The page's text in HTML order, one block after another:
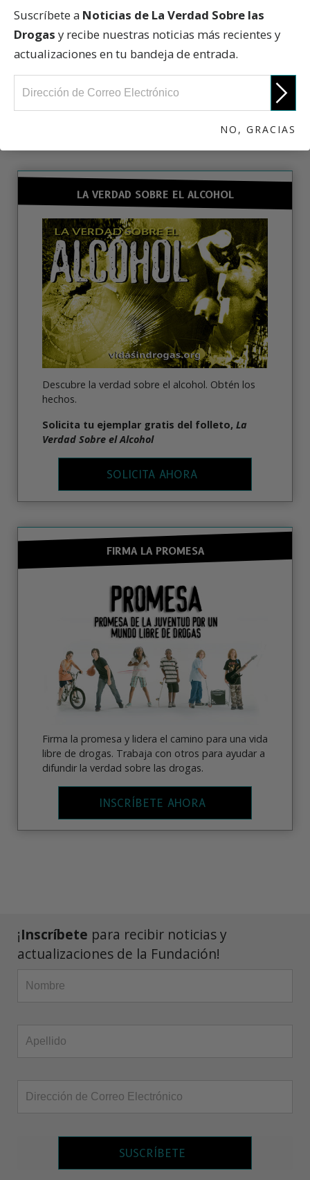
LA VERDAD SOBRE EL ALCOHOL
Descubre la verdad sobre el alcohol. Obtén los
hechos.
Solicita tu ejemplar gratis del folleto, La
Verdad Sobre el Alcohol
SOLICITA AHORA
FIRMA LA PROMESA
Firma la promesa y lidera el camino para una vida
libre de drogas. Trabaja con otros para ayudar a
difundir la verdad sobre las drogas.
INSCRÍBETE AHORA
Suscríbete a Noticias de La Verdad Sobre las
Drogas y recibe nuestras noticias más recientes y
actualizaciones en tu bandeja de entrada.
NO, GRACIAS
¡Inscríbete para recibir noticias y
actualizaciones de la Fundación!
SUSCRÍBETE